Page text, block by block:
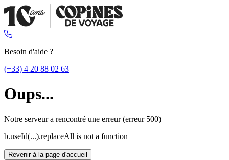
Besoin d'aide ?
(+33) 4 20 88 02 63
Oups...
Notre serveur a rencontré une erreur (erreur 500)
b.useId(...).replaceAll is not a function
Revenir à la page d'accueil